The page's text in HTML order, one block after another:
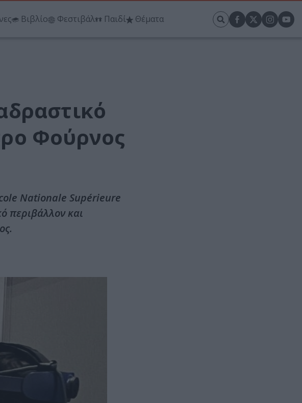
Βιβλίο Φεστιβάλ Παιδί Θέματα
Φούρνος
Nationale Supérieure
περιβάλλον και